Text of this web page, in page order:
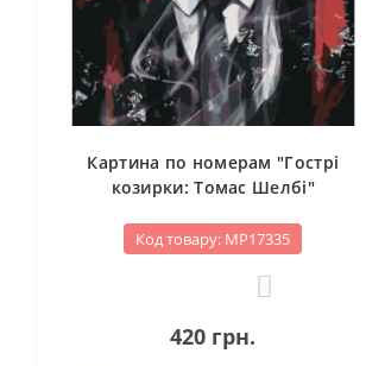
Картина по номерам "Гострі
козирки: Томас Шелбі"
Код товару: МР17335
420 грн.